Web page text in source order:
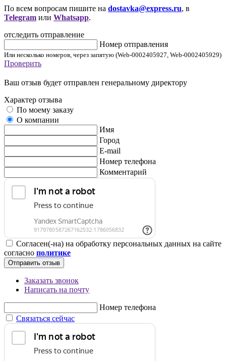
По всем вопросам пишите на dostavka@express.ru, в
Telegram или Whatsapp.
отследить отправление
Номер отправления
Или несколько номеров, через запятую (Web-0002405927, Web-0002405929)
Проверить
Ваш отзыв будет отправлен генеральному директору
Характер отзыва
По моему заказу
О компании
Имя
Город
E-mail
Номер телефона
Комментарий
Согласен(-на) на обработку персональных данных на сайте
согласно политике
Отправить отзыв
Заказать звонок
Написать на почту
Номер телефона
Связаться сейчас